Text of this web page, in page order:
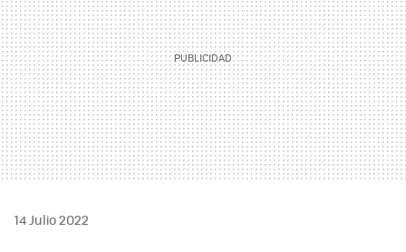
14 Julio 2022